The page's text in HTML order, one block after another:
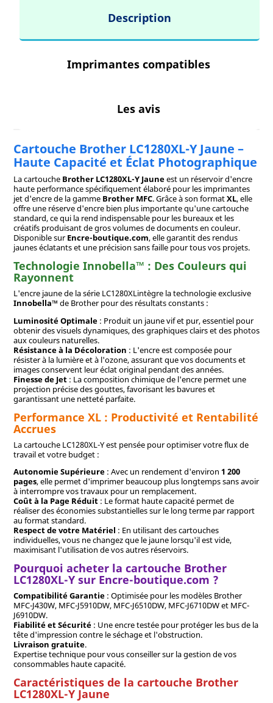
Description
Imprimantes compatibles
Les avis
Cartouche Brother LC1280XL-Y Jaune –
Haute Capacité et Éclat Photographique
La cartouche Brother LC1280XL-Y Jauneest un réservoir d'encre
haute performance spécifiquement élaboré pour les imprimantes
jet d'encre de la gamme Brother MFC. Grâce à son formatXL, elle
offre une réserve d'encre bien plus importante qu'une cartouche
standard, ce qui la rend indispensable pour les bureaux et les
créatifs produisant de gros volumes de documents en couleur.
Disponible surEncre-boutique.com, elle garantit des rendus
jaunes éclatants et une précision sans faille pour tous vos projets.
Technologie Innobella™ : Des Couleurs qui
Rayonnent
L'encre jaune de la série LC1280XLintègre la technologie exclusive
Innobella™ de Brother pour des résultats constants :
Luminosité Optimale: Produit un jaune vif et pur, essentiel pour
obtenir des visuels dynamiques, des graphiques clairs et des photos
aux couleurs naturelles.
Résistance à la Décoloration : L'encre est composée pour
résister à la lumière et à l'ozone, assurant que vos documents et
images conservent leur éclat original pendant des années.
Finesse de Jet: La composition chimique de l'encre permet une
projection précise des gouttes, favorisant les bavures et
garantissant une netteté parfaite.
Performance XL : Productivité et Rentabilité
Accrues
La cartouche LC1280XL-Y est pensée pour optimiser votre flux de
travail et votre budget :
Autonomie Supérieure: Avec un rendement d'environ 1 200
pages, elle permet d'imprimer beaucoup plus longtemps sans avoir
à interrompre vos travaux pour un remplacement.
Coût à la Page Réduit: Le format haute capacité permet de
réaliser des économies substantielles sur le long terme par rapport
au format standard.
Respect de votre Matériel : En utilisant des cartouches
individuelles, vous ne changez que le jaune lorsqu'il est vide,
maximisant l'utilisation de vos autres réservoirs.
Pourquoi acheter la cartouche Brother
LC1280XL-Y sur Encre-boutique.com ?
Compatibilité Garantie: Optimisée pour les modèles Brother
MFC-J430W, MFC-J5910DW, MFC-J6510DW, MFC-J6710DW et MFC-
J6910DW.
Fiabilité et Sécurité: Une encre testée pour protéger les bus de la
tête d'impression contre le séchage et l'obstruction.
Livraison gratuite.
Expertise technique pour vous conseiller sur la gestion de vos
consommables haute capacité.
Caractéristiques de la cartouche Brother
LC1280XL-Y Jaune